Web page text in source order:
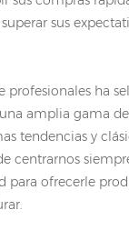
sus
profesionales ha
amplia gama
tendencias y
centrarnos
para ofrecerle